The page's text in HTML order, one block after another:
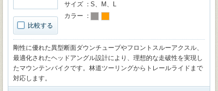
比較する
サイズ
S、M、L
カラー
剛性に優れた異型断面ダウンチューブやフロントスルーアクスル、
最適化されたヘッドアングル設計により、理想的な走破性を実現し
たマウンテンバイクです。林道ツーリングからトレールライドまで
対応します。